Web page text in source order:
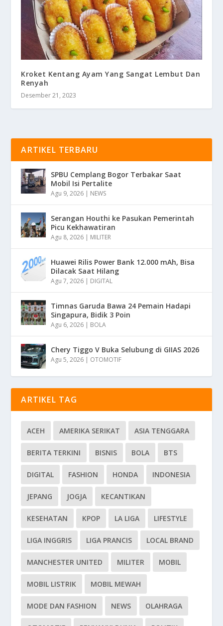
Kroket Kentang Ayam Yang Sangat Lembut Dan
Renyah
Desember 21, 2023
ARTIKEL TERBARU
SPBU Cemplang Bogor Terbakar Saat
Mobil Isi Pertalite
Agu 9, 2026 | NEWS
Serangan Houthi ke Pasukan Pemerintah
Picu Kekhawatiran
Agu 8, 2026 | MILITER
Huawei Rilis Power Bank 12.000 mAh, Bisa
Dilacak Saat Hilang
Agu 7, 2026 | DIGITAL
Timnas Garuda Bawa 24 Pemain Hadapi
Singapura, Bidik 3 Poin
Agu 6, 2026 | BOLA
Chery Tiggo V Buka Selubung di GIIAS 2026
Agu 5, 2026 | OTOMOTIF
ARTIKEL TAG
ACEH AMERIKA SERIKAT ASIA TENGGARA
BERITA TERKINI BISNIS BOLA BTS
DIGITAL FASHION HONDA INDONESIA
JEPANG JOGJA KECANTIKAN
KESEHATAN KPOP LA LIGA LIFESTYLE
LIGA INGGRIS LIGA PRANCIS LOCAL BRAND
MANCHESTER UNITED MILITER MOBIL
MOBIL LISTRIK MOBIL MEWAH
MODE DAN FASHION NEWS OLAHRAGA